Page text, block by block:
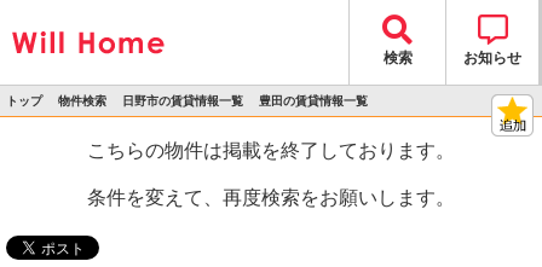
検索 お知らせ
トップ 物件検索 日野市の賃貸情報一覧 豊田の賃貸情報一覧
こちらの物件は掲載を終了しております。
条件を変えて、再度検索をお願いします。